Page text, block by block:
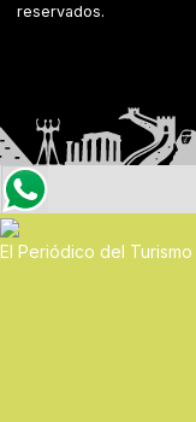
reservados.
El Periódico del Turismo